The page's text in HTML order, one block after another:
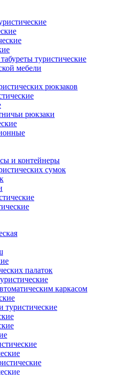
туристические
мебели
рюкзаков
рюкзаки
и контейнеры
сумок
палаток
каркасом